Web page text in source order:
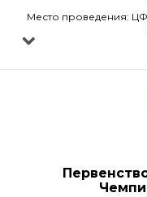
Место проведения: